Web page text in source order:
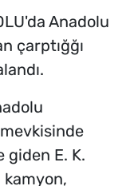
Anadolu
çarptığğı
giden E. K.
kamyon,